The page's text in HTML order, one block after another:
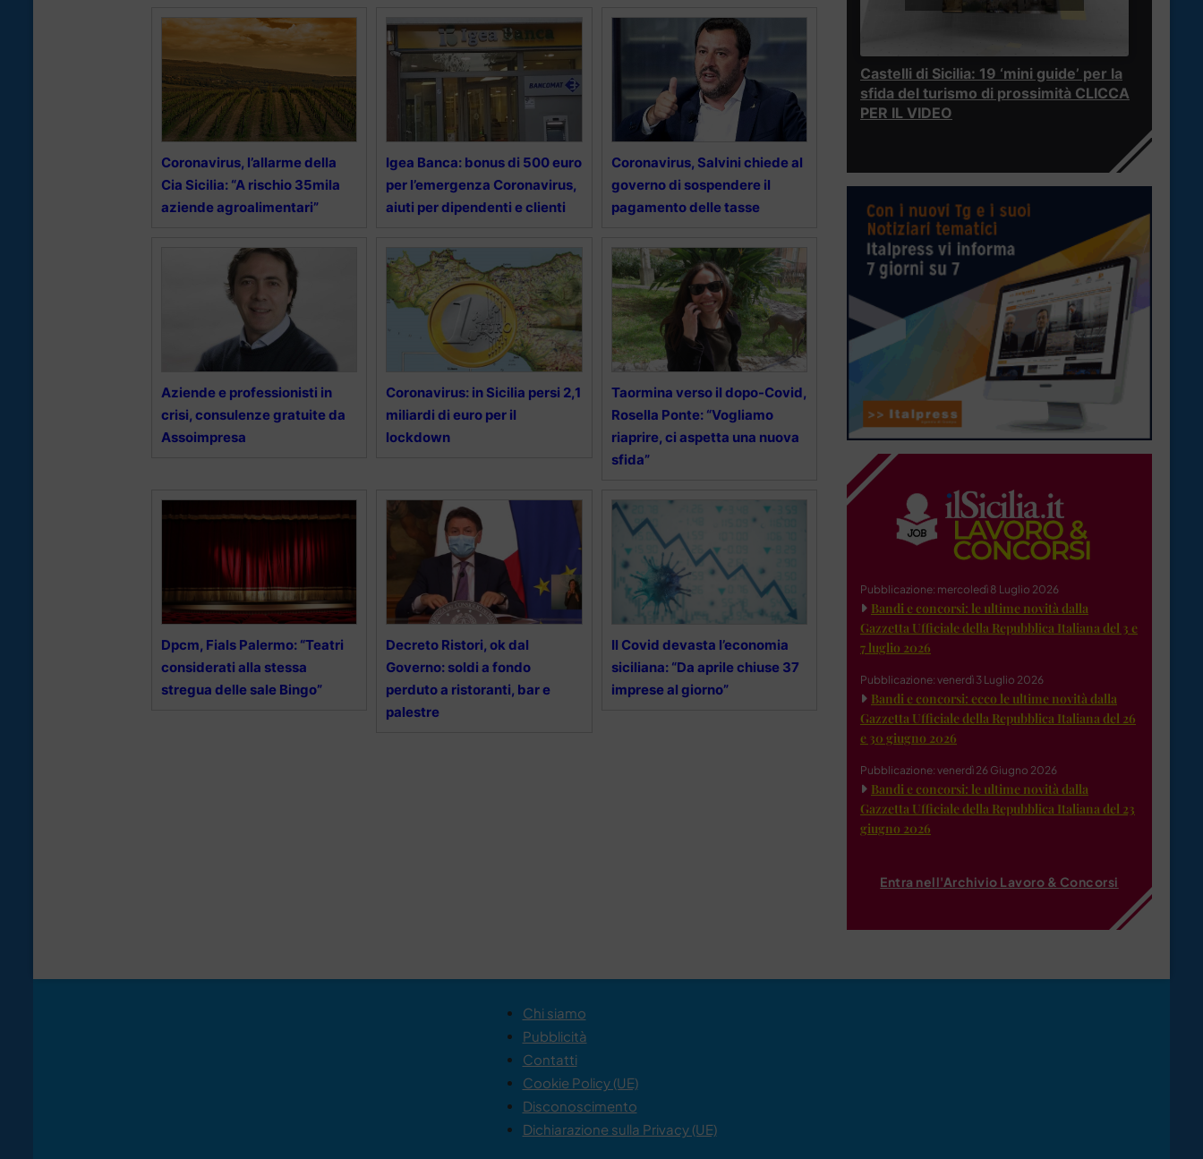
Coronavirus, l’allarme della
Cia Sicilia: “A rischio 35mila
aziende agroalimentari”
Igea Banca: bonus di 500 euro
per l’emergenza Coronavirus,
aiuti per dipendenti e clienti
Coronavirus, Salvini chiede al
governo di sospendere il
pagamento delle tasse
Aziende e professionisti in
crisi, consulenze gratuite da
Assoimpresa
Coronavirus: in Sicilia persi 2,1
miliardi di euro per il
lockdown
Taormina verso il dopo-Covid,
Rosella Ponte: “Vogliamo
riaprire, ci aspetta una nuova
sfida”
Dpcm, Fials Palermo: “Teatri
considerati alla stessa
stregua delle sale Bingo”
Decreto Ristori, ok dal
Governo: soldi a fondo
perduto a ristoranti, bar e
palestre
Il Covid devasta l’economia
siciliana: “Da aprile chiuse 37
imprese al giorno”
Castelli di Sicilia: 19 ‘mini guide’ per la
sfida del turismo di prossimità CLICCA
PER IL VIDEO
Pubblicazione: mercoledì 8 Luglio 2026
Bandi e concorsi: le ultime novità dalla
Gazzetta Ufficiale della Repubblica Italiana del 3 e
7 luglio 2026
Pubblicazione: venerdì 3 Luglio 2026
Bandi e concorsi: ecco le ultime novità dalla
Gazzetta Ufficiale della Repubblica Italiana del 26
e 30 giugno 2026
Pubblicazione: venerdì 26 Giugno 2026
Bandi e concorsi: le ultime novità dalla
Gazzetta Ufficiale della Repubblica Italiana del 23
giugno 2026
Entra nell'Archivio Lavoro & Concorsi
Chi siamo
Pubblicità
Contatti
Cookie Policy (UE)
Disconoscimento
Dichiarazione sulla Privacy (UE)